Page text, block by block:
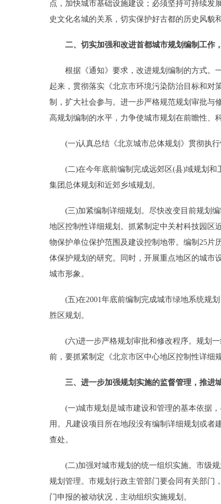
绿色北京
DEUTSCH
ESPAÑOL
ITALIANO
点，加快城市基础设施建设；必须坚持可持续
史文化名城的关系，切实保护好古都的历史风貌
二、切实加强和改进首都城市规划编制工作
根据《通知》要求，改进规划编制的方式。一
起来，贯彻落实《北京市环境污染防治目标和对
制，扩大社会参与。进一步严格规范规划审批与
高规划编制的水平，力争使城市规划在前瞻性、
(一)认真总结《北京城市总体规划》贯彻执行
(二)在今年底前编制完成远郊区(县)域规划和
集团总体规划和近郊乡域规划。
(三)加紧编制详细规划。尽快改变目前规划编
地区控制性详细规划。抓紧制定中关村科技园
物保护单位保护范围及建设控制地带。编制25
体保护规划的研究。同时，开展重点地区的城市
城市形象。
(五)在2001年底前编制完成城市绿地系统规划
胜区规划。
(六)进一步严格规划审批和修改程序。规划一
前，要抓紧制定《北京市区中心地区控制性详细
三、进一步加强规划实施的监督管理，推进
(一)城市规划是城市建设和管理的基本依据，
用。凡建设项目所在地段没有编制详细规划或
查处。
(二)加强对城市规划的统一组织实施。市级规
规划管理。市规划行政主管部门要会同有关部门
门申报的被动状况，主动组织实施规划。